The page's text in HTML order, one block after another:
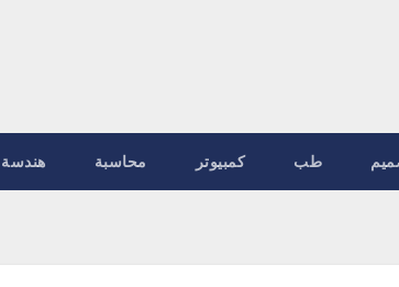
طب كمبيوتر محاسبة هندسة